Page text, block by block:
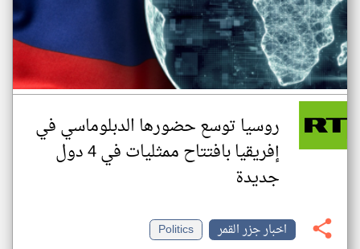
روسيا توسع حضورها الدبلوماسي في
إفريقيا بافتتاح ممثليات في 4 دول
جديدة
اخبار جزر القمر
Politics